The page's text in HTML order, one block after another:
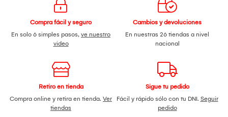
Compra fácil y seguro
En solo 6 simples pasos, ve nuestro
video
Cambios y devoluciones
En nuestras 26 tiendas a nivel
nacional
Retiro en tienda
Compra online y retira en tienda. Ver
tiendas
Sigue tu pedido
Fácil y rápido sólo con tu DNI. Seguir
pedido